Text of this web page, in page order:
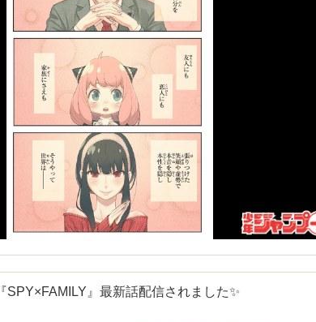
『SPY×FAMILY』最新話配信されました✨️